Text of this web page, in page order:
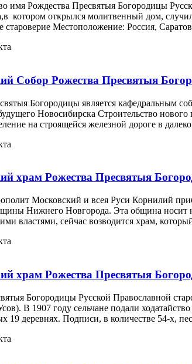
имя Рождества Пресвятыя Богородицы
котором открылся молитвенный дом,
староверие Местоположение: Россия,
Собор Рожества Пресвятыя
Богородицы является кафедральным
Новосибирска Строительство
на строящейся железной дороге в
храм Рожества Пресвятыя
Московский и всея Руси Корнилий
Нижнего Новгорода. Эта община носит
властями, сейчас возводится храм,
храм Рожества Пресвятыя
Богородицы Русской Православной
В 1907 году сельчане подали
19 деревнях. Подписи, в количестве 54-х,